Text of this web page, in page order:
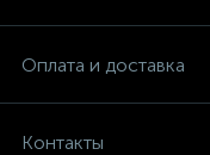
Оплата и доставка
Контакты